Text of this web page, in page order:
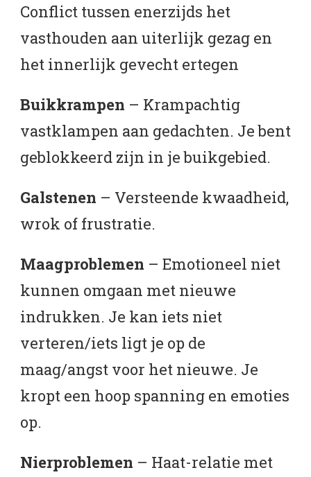
Conflict tussen enerzijds het
vasthouden aan uiterlijk gezag en
het innerlijk gevecht ertegen
Buikkrampen – Krampachtig
vastklampen aan gedachten. Je bent
geblokkeerd zijn in je buikgebied.
Galstenen – Versteende kwaadheid,
wrok of frustratie.
Maagproblemen – Emotioneel niet
kunnen omgaan met nieuwe
indrukken. Je kan iets niet
verteren/iets ligt je op de
maag/angst voor het nieuwe. Je
kropt een hoop spanning en emoties
op.
Nierproblemen – Haat-relatie met